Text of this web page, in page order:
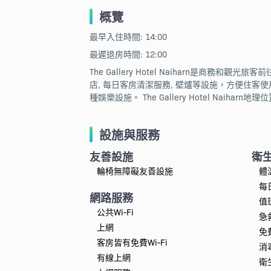
概覽
最早入住時間: 14:00
最遲退房時間: 12:00
The Gallery Hotel Naiharn是商務和觀光旅客前
店, 每日客房清潔服務, 壁爐等設施，方便住客
種娛樂設施。 The Gallery Hotel Naiharn地理
設施與服務
友善設施
輪椅無障礙友善設施
網路服務
公共Wi-Fi
上網
客房皆有免費Wi-Fi
有線上網
衛
體
每
值
急
免
消
衛